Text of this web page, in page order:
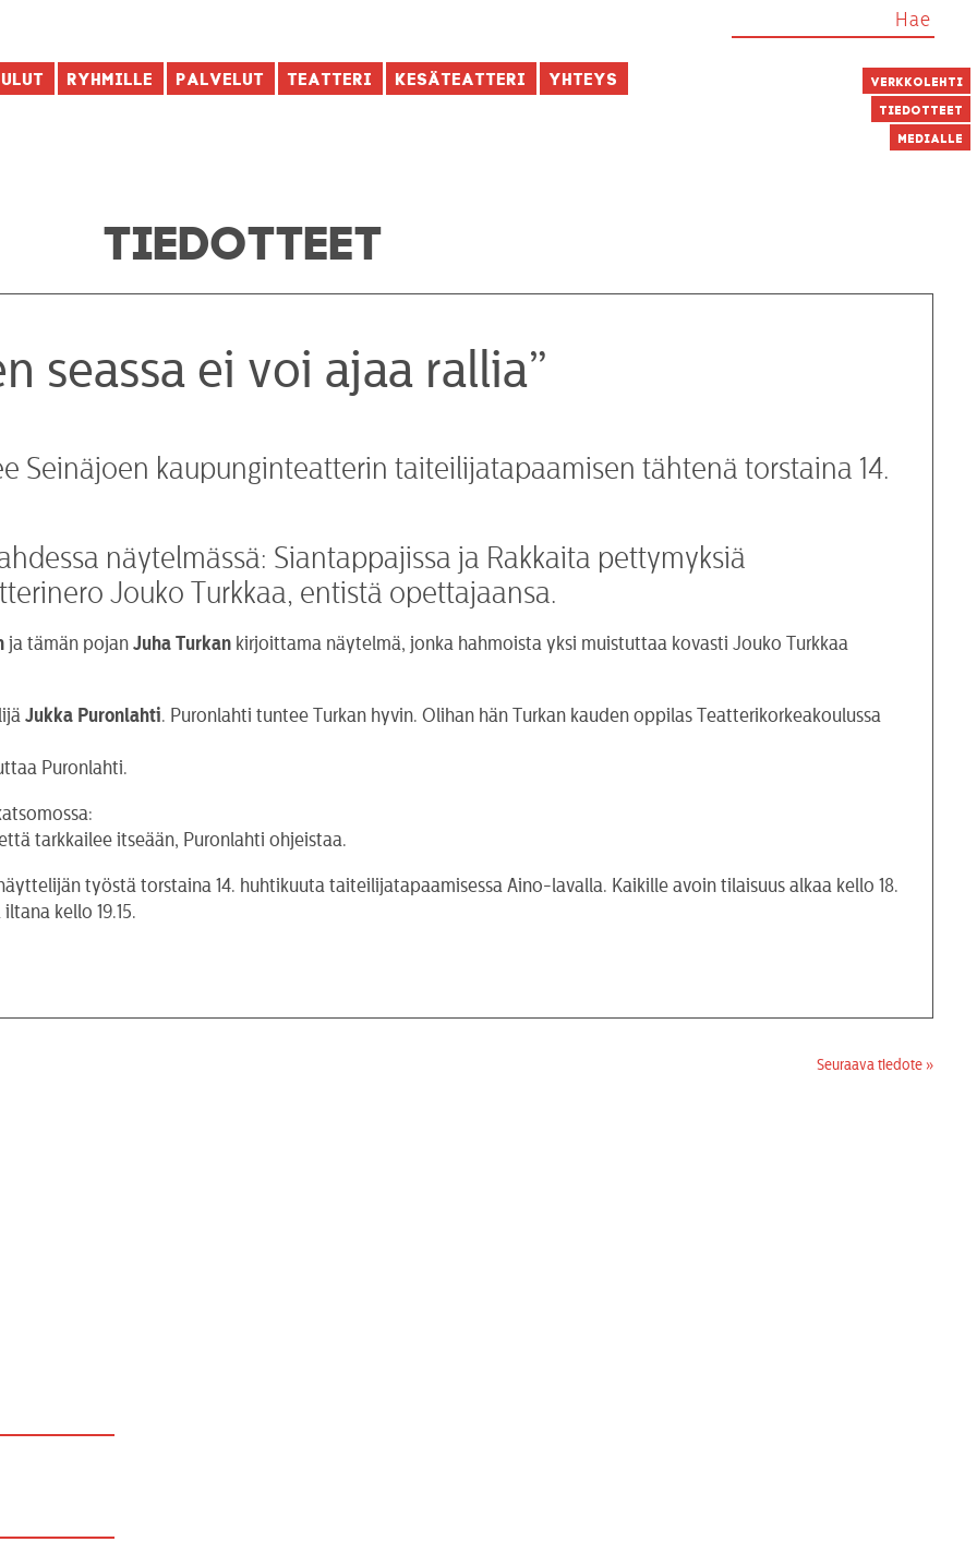
Ryhmille Palvelut Teatteri Kesäteatteri Yhteys Verkkolehti
Tiedotteet
Medialle
TIEDOTTEET
seassa ei voi ajaa rallia”
Seinäjoen kaupunginteatterin taiteilijatapaamisen tähtenä torstaina 14.
näytelmässä: Siantappajissa ja Rakkaita pettymyksiä
Jouko Turkkaa, entistä opettajaansa.
ja tämän pojanJuha Turkan kirjoittama näytelmä, jonka hahmoista yksi muistuttaa kovasti Jouko Turkkaa
Jukka Puronlahti. Puronlahti tuntee Turkan hyvin. Olihan hän Turkan kauden oppilas Teatterikorkeakoulussa
Puronlahti.
tarkkailee itseään, Puronlahti ohjeistaa.
työstä torstaina 14. huhtikuuta taiteilijatapaamisessa Aino-lavalla. Kaikille avoin tilaisuus alkaa kello 18.
kello 19.15.
Seuraava tiedote »